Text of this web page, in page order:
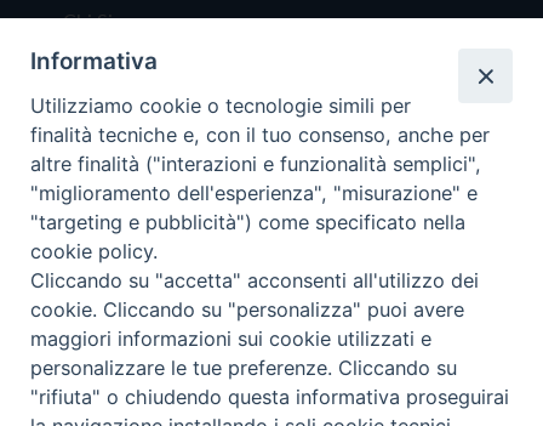
Chi Siamo
Redazione
Scrivici
Copyright © 2019 - Tutti i diritti riservati - Vita
Trentina Editrice
Privacy Policy
Torna
Informativa
Utilizziamo cookie o tecnologie simili per
finalità tecniche e, con il tuo consenso, anche per
altre finalità ("interazioni e funzionalità semplici",
"miglioramento dell'esperienza", "misurazione" e
"targeting e pubblicità") come specificato nella
cookie policy.
Cliccando su "accetta" acconsenti all'utilizzo dei
cookie. Cliccando su "personalizza" puoi avere
maggiori informazioni sui cookie utilizzati e
personalizzare le tue preferenze. Cliccando su
"rifiuta" o chiudendo questa informativa proseguirai